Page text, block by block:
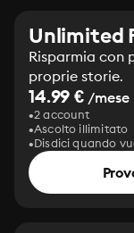
Unlimited
Risparmia con
proprie storie.
14.99 € /mese
2 account
Ascolto illimitato
Disdici quando